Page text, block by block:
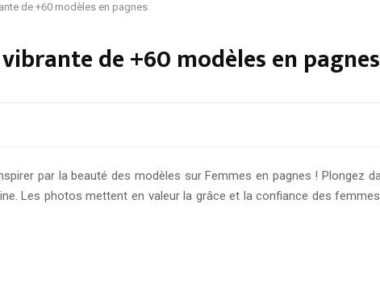
de +60 modèles en pagnes
de +60 modèles en pagnes
par la beauté des modèles sur Femmes en pagnes ! Plongez
Les photos mettent en valeur la grâce et la confiance des